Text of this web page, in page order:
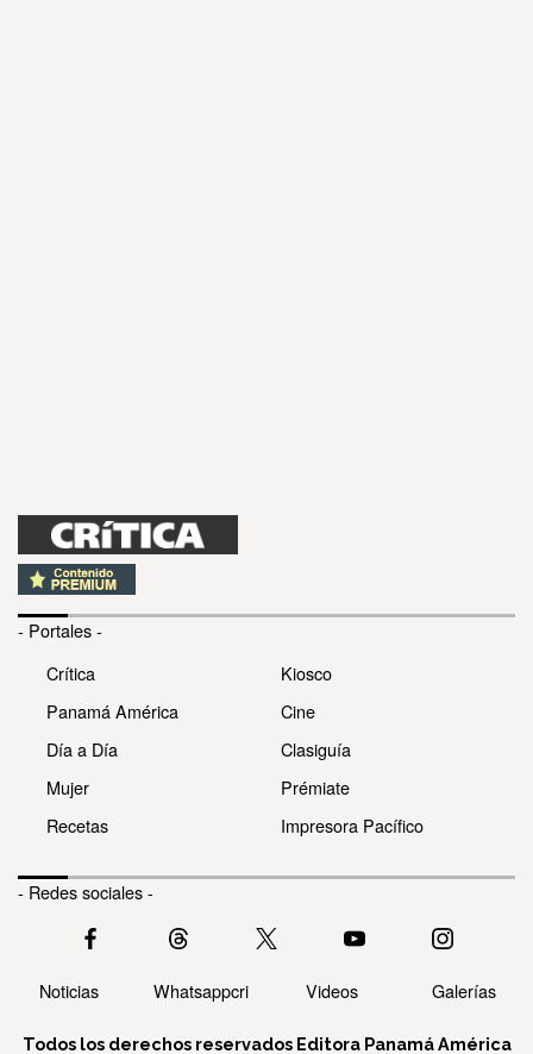
- Portales -
Crítica
Panamá América
Día a Día
Mujer
Recetas
Kiosco
Cine
Clasiguía
Prémiate
Impresora Pacífico
- Redes sociales -
Noticias Whatsappcri Videos Galerías
Todos los derechos reservados Editora Panamá América